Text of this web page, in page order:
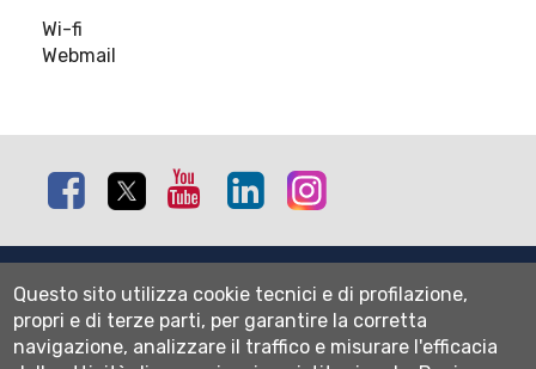
Wi-fi
Webmail
Facebook Twitter Youtube Linkedin
Mappa del sito
Normativa cookie
Informativa privacy
Questo sito utilizza cookie tecnici e di profilazione,
propri e di terze parti, per garantire la corretta
navigazione, analizzare il traffico e misurare l'efficacia